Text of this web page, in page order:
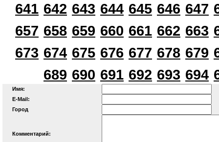
641 642 643 644 645 646 647
657 658 659 660 661 662 663
673 674 675 676 677 678 679
689 690 691 692 693 694
Имя:
E-Mail:
Город
Комментарий: